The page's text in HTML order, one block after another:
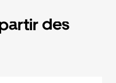
des